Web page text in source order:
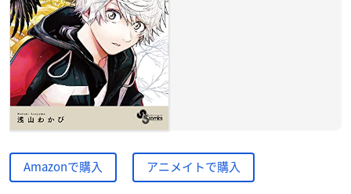
Amazonで購入 アニメイトで購入